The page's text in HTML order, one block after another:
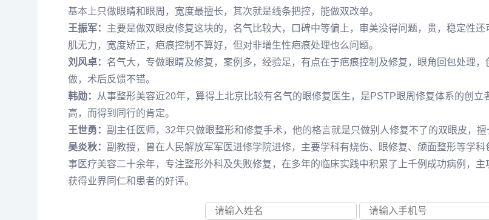
基本上只做眼睛和眼周，宽度最擅长，其次就是线条把控，能做双改单。
王振军： 主要是做双眼皮修复这块的，名气比较大，口碑中等偏上，审美没得问题，贵，稳定性
肌无力，宽度矫正，疤痕控制不算好，但对非增生性疤痕处理也么问题。
刘风卓： 名气大，专做眼睛及修复，案例多，经验足，有点在于疤痕控制及修复，眼角回包处理
做，术后反馈不错。
韩勋：
从事整形美容近20年，算得上北京比较有名气的眼修复医生，是PSTP眼周修复体系的创
高，而得到同行的肯定。
王世勇： 副主任医师，32年只做眼整形和修复手术，他的格言就是只做别人修复不了的双眼皮，擅
吴炎秋： 副教授，曾在人民解放军军医进修学院进修，主要学科有烧伤、眼修复、颌面整形等学
事医疗美容二十余年，专注整形外科及失败修复，在多年的临床实践中积累了上千例成功病例，
获得业界同仁和患者的好评。